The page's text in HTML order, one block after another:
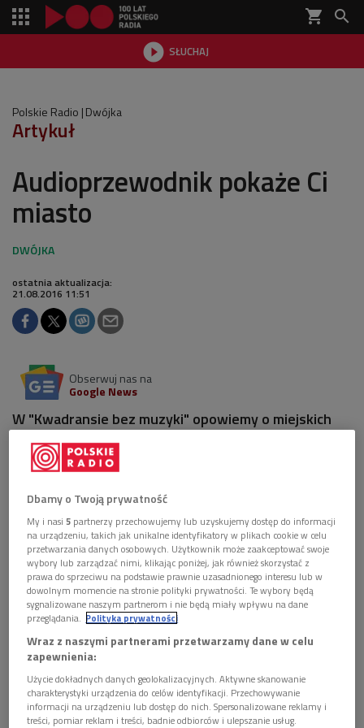
shopping_cart 
 SŁUCHAJ

Polskie Radio Dwójka
Artykuł
Audioprzewodnik pokaże Ci
miasto
ostatnia aktualizacja:
21.08.2016 11:51
Obserwuj nas na
Google News
W "Kwadransie bez muzyki" opowiemy o miejskich
spacerach ze słuchawkami na uszach oraz o tradycji
takiej formuły zwiedzania.
Czy audioprzewodnik to dobry pomysł na poznanie ciekawych stron miasta?
(zdj. ilustracyjne) Foto: Picsues/pixabay/domena pubiczna
Dbamy o Twoją prywatność
My i nasi5 partnerzy przechowujemy lub uzyskujemy dostęp do informacji
na urządzeniu, takich jak unikalne identyfikatory w plikach cookie w celu
przetwarzania danych osobowych. Użytkownik może zaakceptować swoje
wybory lub zarządzać nimi, klikając poniżej, jak również skorzystać z
prawa do sprzeciwu na podstawie prawnie uzasadnionego interesu lub w
dowolnym momencie na stronie polityki prywatności. Te wybory będą
sygnalizowane naszym partnerom i nie będą miały wpływu na dane
przeglądania. Polityka prywatności
Wraz z naszymi partnerami przetwarzamy dane w celu
zapewnienia:
Użycie dokładnych danych geolokalizacyjnych. Aktywne skanowanie
charakterystyki urządzenia do celów identyfikacji. Przechowywanie
informacji na urządzeniu lub dostęp do nich. Spersonalizowane reklamy i
treści, pomiar reklam i treści, badnie odbiorców i ulepszanie usług.